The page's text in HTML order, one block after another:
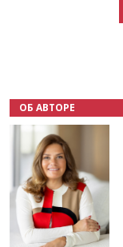
ОБ АВТОРЕ